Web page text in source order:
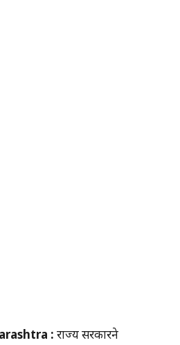
: राज्य सरकारने